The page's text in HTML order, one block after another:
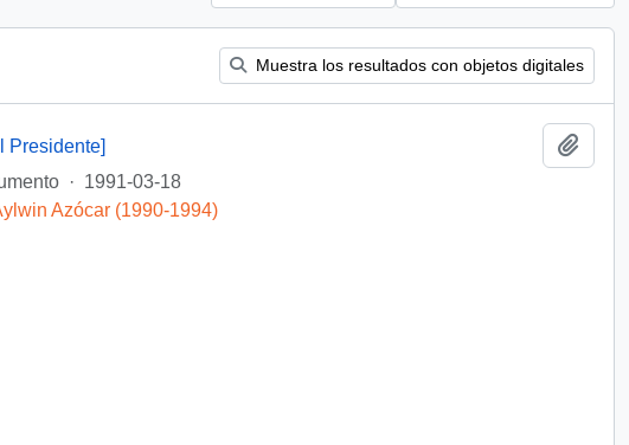
Muestra los resultados con objetos digitales
Presidente]
· 1991-03-18
Azócar (1990-1994)